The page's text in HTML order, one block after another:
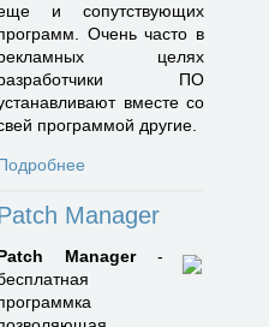
и сопутствующих
Очень часто в
целях
ПО
вместе со
программой другие.
Manager
Manager-